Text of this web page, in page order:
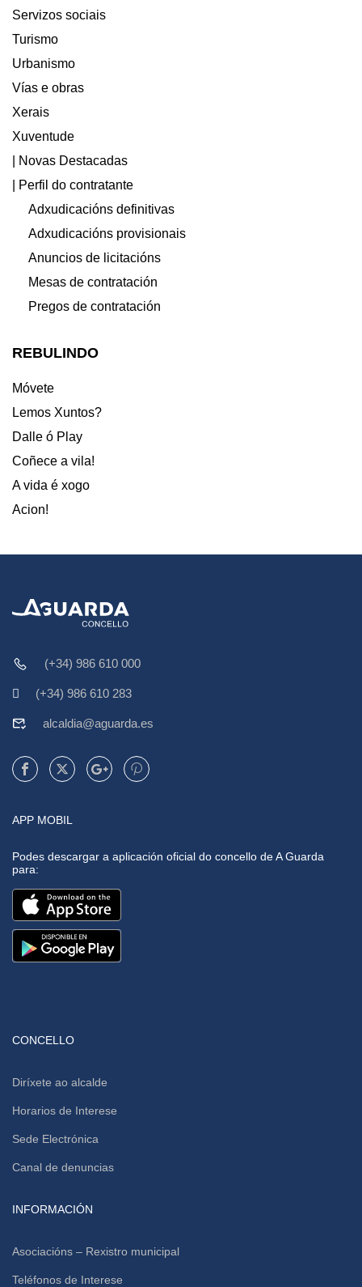
Servizos sociais
Turismo
Urbanismo
Vías e obras
Xerais
Xuventude
| Novas Destacadas
| Perfil do contratante
Adxudicacións definitivas
Adxudicacións provisionais
Anuncios de licitacións
Mesas de contratación
Pregos de contratación
REBULINDO
Móvete
Lemos Xuntos?
Dalle ó Play
Coñece a vila!
A vida é xogo
Acion!
(+34) 986 610 000
(+34) 986 610 283
alcaldia@aguarda.es
APP MOBIL
Podes descargar a aplicación oficial do concello de A Guarda
para:
CONCELLO
Diríxete ao alcalde
Horarios de Interese
Sede Electrónica
Canal de denuncias
INFORMACIÓN
Asociacións – Rexistro municipal
Teléfonos de Interese